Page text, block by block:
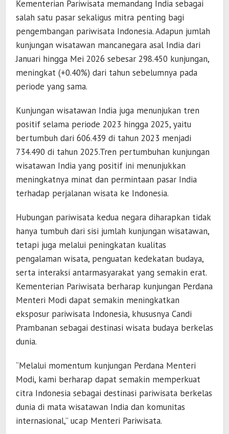
Kementerian Pariwisata memandang India sebagai
salah satu pasar sekaligus mitra penting bagi
pengembangan pariwisata Indonesia. Adapun jumlah
kunjungan wisatawan mancanegara asal India dari
Januari hingga Mei 2026 sebesar 298.450 kunjungan,
meningkat (+0.40%) dari tahun sebelumnya pada
periode yang sama.
Kunjungan wisatawan India juga menunjukan tren
positif selama periode 2023 hingga 2025, yaitu
bertumbuh dari 606.439 di tahun 2023 menjadi
734.490 di tahun 2025.Tren pertumbuhan kunjungan
wisatawan India yang positif ini menunjukkan
meningkatnya minat dan permintaan pasar India
terhadap perjalanan wisata ke Indonesia.
Hubungan pariwisata kedua negara diharapkan tidak
hanya tumbuh dari sisi jumlah kunjungan wisatawan,
tetapi juga melalui peningkatan kualitas
pengalaman wisata, penguatan kedekatan budaya,
serta interaksi antarmasyarakat yang semakin erat.
Kementerian Pariwisata berharap kunjungan Perdana
Menteri Modi dapat semakin meningkatkan
eksposur pariwisata Indonesia, khususnya Candi
Prambanan sebagai destinasi wisata budaya berkelas
dunia.
“Melalui momentum kunjungan Perdana Menteri
Modi, kami berharap dapat semakin memperkuat
citra Indonesia sebagai destinasi pariwisata berkelas
dunia di mata wisatawan India dan komunitas
internasional,” ucap Menteri Pariwisata.